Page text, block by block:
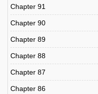
Chapter 91
Chapter 90
Chapter 89
Chapter 88
Chapter 87
Chapter 86